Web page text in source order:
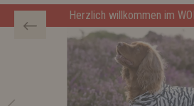
Herzlich willkommen im